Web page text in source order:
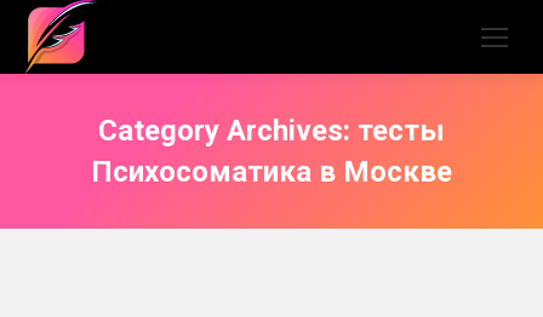
Category Archives: тесты
Психосоматика в Москве